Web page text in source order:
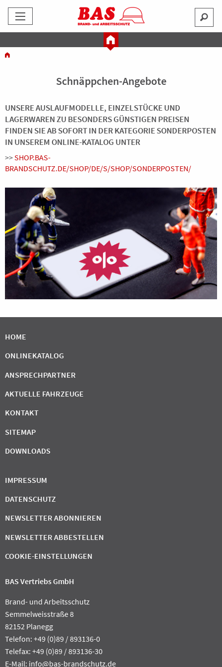
Schnäppchen-Angebote
UNSERE AUSLAUFMODELLE, EINZELSTÜCKE UND
LAGERWAREN ZU BESONDERS GÜNSTIGEN PREISEN
FINDEN SIE AB SOFORT IN DER KATEGORIE SONDERPOSTEN
IN UNSEREM ONLINE-KATALOG UNTER
>>SHOP.BAS-
BRANDSCHUTZ.DE/SHOP/DE/S/SHOP/SONDERPOSTEN/
HOME
ONLINEKATALOG
ANSPRECHPARTNER
AKTUELLE FAHRZEUGE
KONTAKT
SITEMAP
DOWNLOADS
IMPRESSUM
DATENSCHUTZ
NEWSLETTER ABONNIEREN
NEWSLETTER ABBESTELLEN
COOKIE-EINSTELLUNGEN
BAS Vertriebs GmbH
Brand- und Arbeitsschutz
Semmelweisstraße 8
82152 Planegg
Telefon: +49 (0)89 / 893136-0
Telefax: +49 (0)89 / 893136-30
E-Mail: info@bas-brandschutz.de